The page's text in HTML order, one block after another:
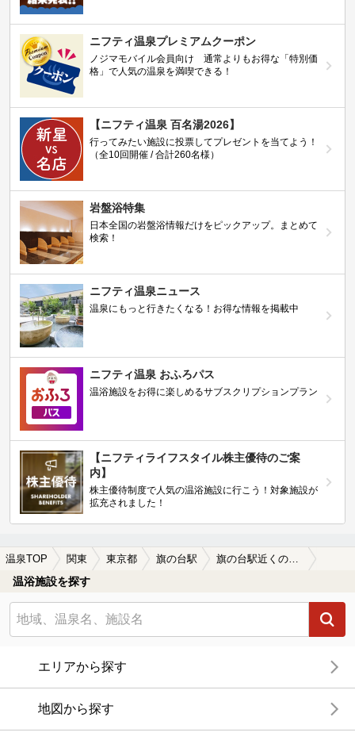
ニフティ温泉プレミアムクーポン
ノジマモバイル会員向け 通常よりもお得な「特別価
格」で人気の温泉を満喫できる！
【ニフティ温泉 百名湯2026】
行ってみたい施設に投票してプレゼントを当てよう！
（全10回開催 / 合計260名様）
岩盤浴特集
日本全国の岩盤浴情報だけをピックアップ。まとめて
検索！
ニフティ温泉ニュース
温泉にもっと行きたくなる！お得な情報を掲載中
ニフティ温泉 おふろパス
温浴施設をお得に楽しめるサブスクリプションプラン
【ニフティライフスタイル株主優待のご案
内】
株主優待制度で人気の温浴施設に行こう！対象施設が
拡充されました！
温泉TOP 関東 東京都 旗の台駅
温浴施設を探す
エリアから探す
地図から探す